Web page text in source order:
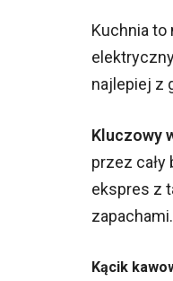
Kuchnia to
najlepiej z
Kluczowy
przez
ekspres z
zapachami.
Kącik